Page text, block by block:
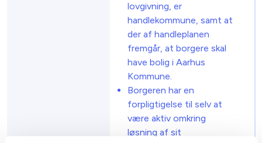
lovgivning, er
handlekommune, samt at
der af handleplanen
fremgår, at borgere skal
have bolig i Aarhus
Kommune.
Borgeren har en
forpligtigelse til selv at
være aktiv omkring
løsning af sit